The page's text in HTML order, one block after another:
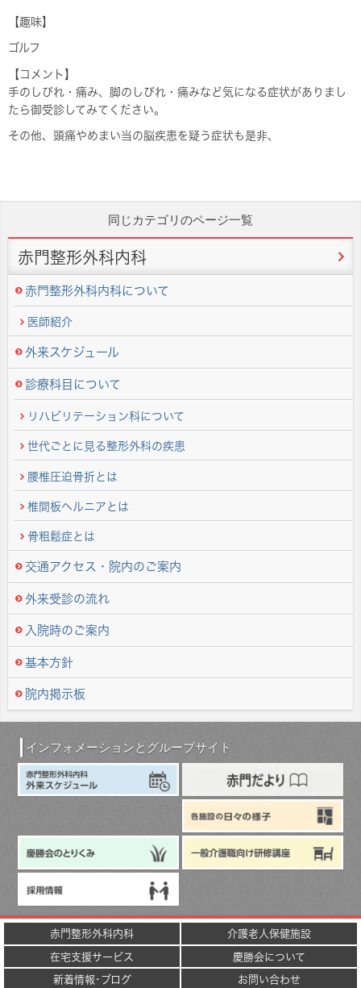
【趣味】
ゴルフ
【コメント】
手のしびれ・痛み、脚のしびれ・痛みなど気になる症状がありまし
たら御受診してみてください。
その他、頭痛やめまい当の脳疾患を疑う症状も是非、
同じカテゴリのページ一覧
赤門整形外科内科
赤門整形外科内科について
医師紹介
外来スケジュール
診療科目について
リハビリテーション科について
世代ごとに見る整形外科の疾患
腰椎圧迫骨折とは
椎間板ヘルニアとは
骨粗鬆症とは
交通アクセス・院内のご案内
外来受診の流れ
入院時のご案内
基本方針
院内掲示板
インフォメーションとグループサイト
赤門整形外科内科
介護老人保健施設
在宅支援サービス
慶勝会について
新着情報･ブログ
お問い合わせ